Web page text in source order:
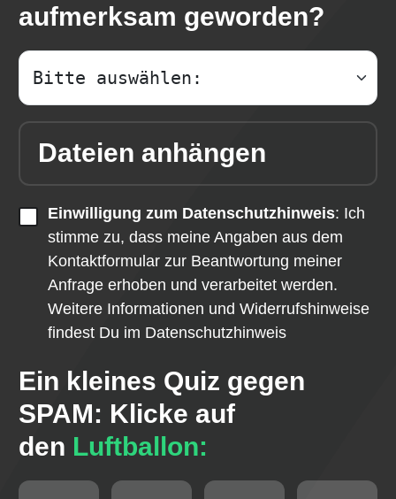
aufmerksam geworden?
Dateien anhängen
Einwilligung zum Datenschutzhinweis: Ich
stimme zu, dass meine Angaben aus dem
Kontaktformular zur Beantwortung meiner
Anfrage erhoben und verarbeitet werden.
Weitere Informationen und Widerrufshinweise
findest Du im Datenschutzhinweis
Ein kleines Quiz gegen
SPAM: Klicke auf
den Luftballon: